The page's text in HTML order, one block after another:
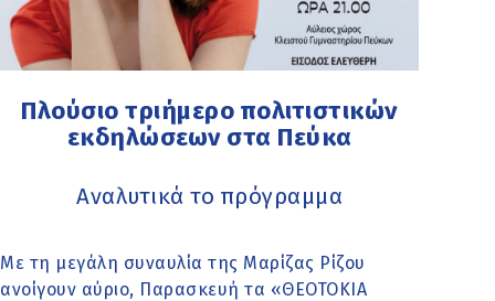
Πλούσιο τριήμερο πολιτιστικών
εκδηλώσεων στα Πεύκα
Αναλυτικά το πρόγραμμα
Με τη μεγάλη συναυλία της Μαρίζας Ρίζου
ανοίγουν αύριο, Παρασκευή τα «ΘΕΟΤΟΚΙΑ